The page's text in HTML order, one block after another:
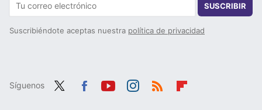
SUSCRIBIR
Suscribiéndote aceptas nuestra política de privacidad
Síguenos